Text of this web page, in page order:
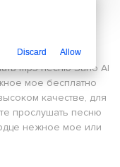
mp3 песню Suno AI
мое бесплатно
качестве, для
прослушать песню
нежное мое или
Discard Allow